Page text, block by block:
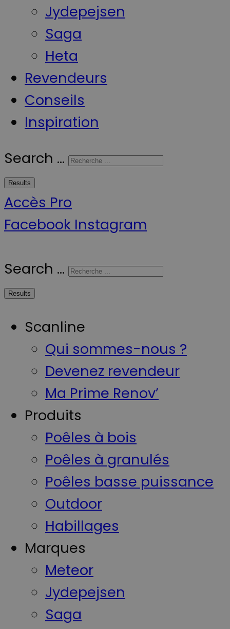
Jydepejsen
Saga
Heta
Revendeurs
Conseils
Inspiration
Search ...
Results
Accès Pro
Facebook Instagram
Search ...
Results
Scanline
Qui sommes-nous ?
Devenez revendeur
Ma Prime Renov’
Produits
Poêles à bois
Poêles à granulés
Poêles basse puissance
Outdoor
Habillages
Marques
Meteor
Jydepejsen
Saga